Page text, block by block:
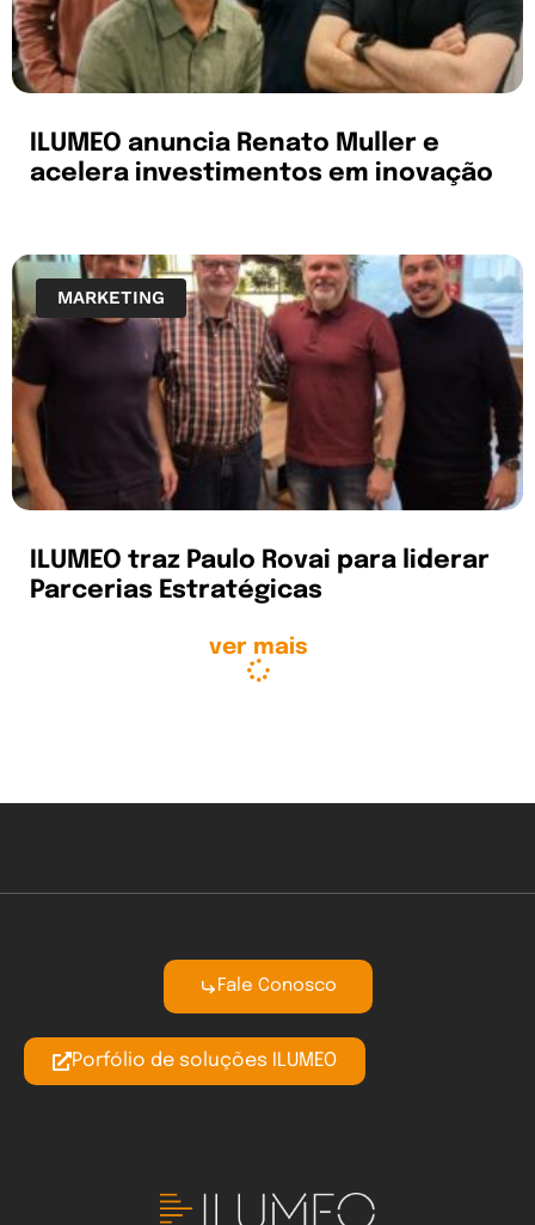
ILUMEO anuncia Renato Muller e
acelera investimentos em inovação
MARKETING
ILUMEO traz Paulo Rovai para liderar
Parcerias Estratégicas
ver mais
Fale Conosco
Porfólio de soluções ILUMEO